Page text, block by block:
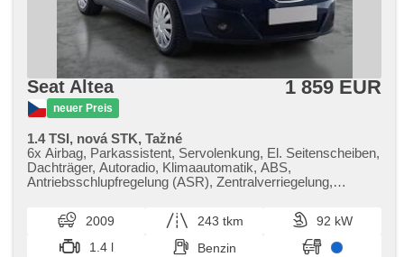
Seat Altea
neuer Preis
1 859 EUR
1.4 TSI, nová STK, Tažné
6x Airbag, Parkassistent, Servolenkung, El. Seitenscheiben,
Dachträger, Autoradio, Klimaautomatik, ABS,
Antriebsschlupfregelung (ASR), Zentralverriegelung,
Nebelscheinwerfer, Scheibenwischersensor,
Anhängerkupplung, Reifendrucksensor, Handgetriebe
2009 243 tkm
92 kW
1.4 l
Benzin